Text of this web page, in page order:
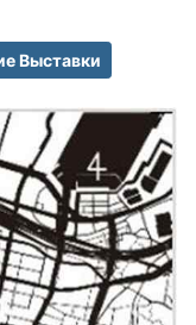
Выставки